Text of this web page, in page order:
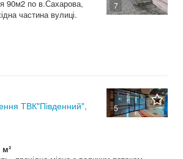
7
по в.Сахарова,
частина вулиці.
5
ТВК"Південний",